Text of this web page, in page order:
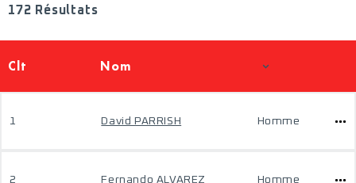
172 Résultats
Clt Nom
1 David PARRISH Homme
2 Fernando ALVAREZ Homme